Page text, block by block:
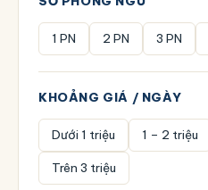
1 PN 2 PN 3 PN
KHOẢNG GIÁ / NGÀY
Dưới 1 triệu 1 – 2 triệu
Trên 3 triệu